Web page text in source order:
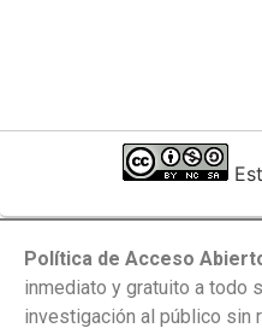
Política de Acceso
inmediato y gratuito a todo
investigación al público sin